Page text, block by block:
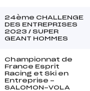
24ème CHALLENGE
DES ENTREPRISES
2023 / SUPER
GEANT HOMMES
Championnat de
France Esprit
Racing et Ski en
Entreprise -
SALOMON-VOLA